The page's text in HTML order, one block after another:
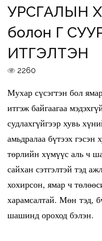
УРСГАЛЫН
болон ҮГ
ИТГЭЛТЭН
2260
Мухар сүсэгтэн бол
итгэж байгаагаа
судлахгүйгээр хувь
амьдралаа бүтээх
төрлийн хүмүүс аль ч
сайхан сэтгэлтэй тэд
хохирсон, ямар ч
харамсалтай. Мөн тэд,
шашинд ороход бэлэн.